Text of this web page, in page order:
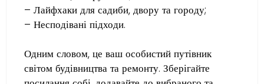
– Лайфхаки для садиби, двору та городу;
– Несподівані підходи.
Одним словом, це ваш особистий путівник
світом будівництва та ремонту. Зберігайте